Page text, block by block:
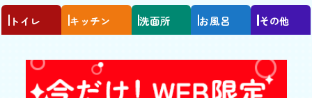
トイレ キッチン 洗面所 お風呂 その他